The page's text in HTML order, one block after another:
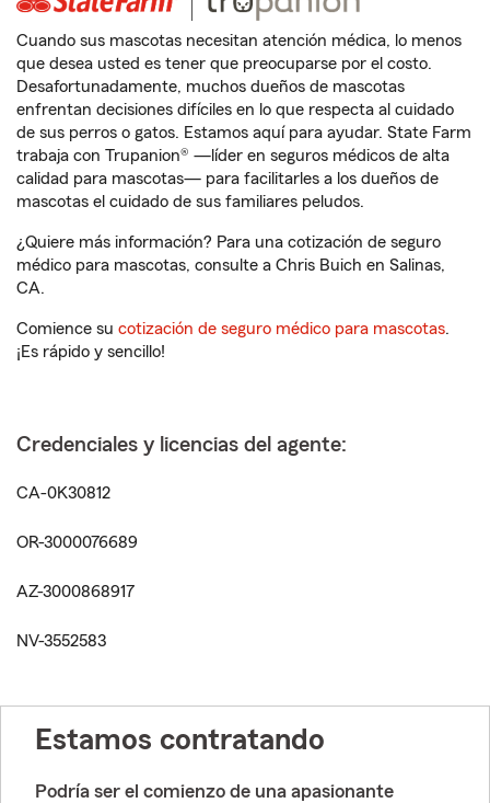
Cuando sus mascotas necesitan atención médica, lo menos
que desea usted es tener que preocuparse por el costo.
Desafortunadamente, muchos dueños de mascotas
enfrentan decisiones difíciles en lo que respecta al cuidado
de sus perros o gatos. Estamos aquí para ayudar. State Farm
trabaja con Trupanion® —líder en seguros médicos de alta
calidad para mascotas— para facilitarles a los dueños de
mascotas el cuidado de sus familiares peludos.
¿Quiere más información? Para una cotización de seguro
médico para mascotas, consulte a Chris Buich en Salinas,
CA.
Comience su cotización de seguro médico para mascotas.
¡Es rápido y sencillo!
Credenciales y licencias del agente:
CA-0K30812
OR-3000076689
AZ-3000868917
NV-3552583
Estamos contratando
Podría ser el comienzo de una apasionante